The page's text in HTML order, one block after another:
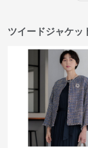
ツイードジャケッ